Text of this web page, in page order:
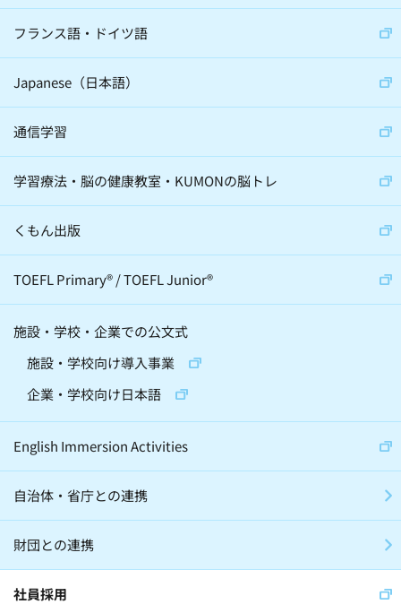
フランス語・ドイツ語
Japanese（日本語）
通信学習
学習療法・脳の健康教室・KUMONの脳トレ
くもん出版
TOEFL Primary®/TOEFL Junior®
施設・学校・企業での公文式
施設・学校向け導入事業
企業・学校向け日本語
English Immersion Activities
自治体・省庁との連携
財団との連携
社員採用